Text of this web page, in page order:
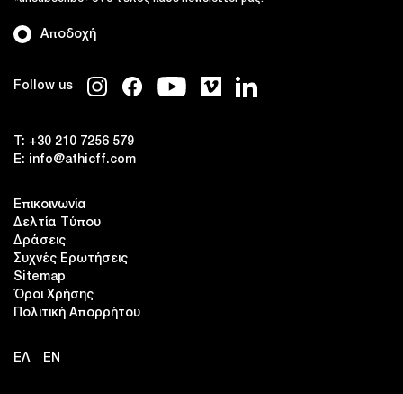
Follow us
T: +30 210 7256 579
E:
info@athicff.com
Επικοινωνία
Δελτία Τύπου
Δράσεις
Συχνές Ερωτήσεις
Sitemap
Όροι Χρήσης
Πολιτική Απορρήτου
ΕΛ EN
Αποδοχή